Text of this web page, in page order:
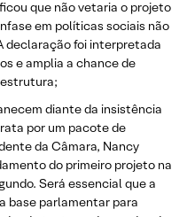
que não vetaria o projeto
em políticas sociais não
declaração foi interpretada
e amplia a chance de
diante da insistência
por um pacote de
da Câmara, Nancy
do primeiro projeto na
Será essencial que a
base parlamentar para